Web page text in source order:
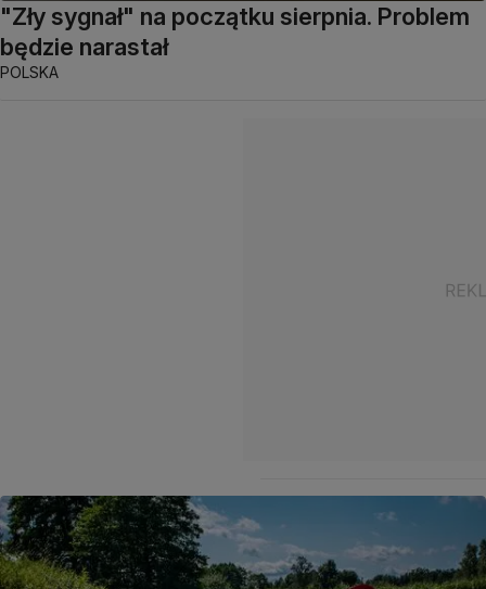
"Zły sygnał" na początku sierpnia. Problem
będzie narastał
POLSKA